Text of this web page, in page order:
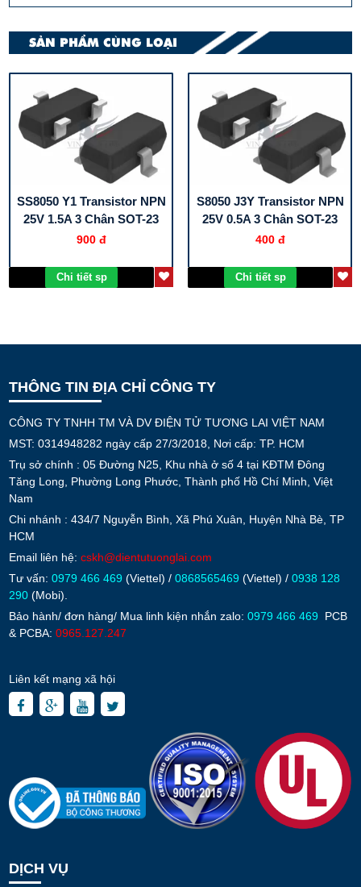
SẢN PHẨM CÙNG LOẠI
SS8050 Y1 Transistor NPN
25V 1.5A 3 Chân SOT-23
900 đ
Chi tiết sp
S8050 J3Y Transistor NPN
25V 0.5A 3 Chân SOT-23
400 đ
Chi tiết sp
THÔNG TIN ĐỊA CHỈ CÔNG TY
CÔNG TY TNHH TM VÀ DV ĐIỆN TỬ TƯƠNG LAI VIỆT NAM
MST: 0314948282 ngày cấp 27/3/2018, Nơi cấp: TP. HCM
Trụ sở chính : 05 Đường N25, Khu nhà ở số 4 tại KĐTM Đông
Tăng Long, Phường Long Phước, Thành phố Hồ Chí Minh, Việt
Nam
Chi nhánh : 434/7 Nguyễn Bình, Xã Phú Xuân, Huyện Nhà Bè, TP
HCM
Email liên hệ: cskh@dientutuonglai.com
Tư vấn: 0979 466 469 (Viettel) / 0868565469 (Viettel) / 0938 128
290 (Mobi).
Bảo hành/ đơn hàng/ Mua linh kiện nhắn zalo: 0979 466 469
PCB
& PCBA: 0965.127.247
Liên kết mạng xã hội
DỊCH VỤ